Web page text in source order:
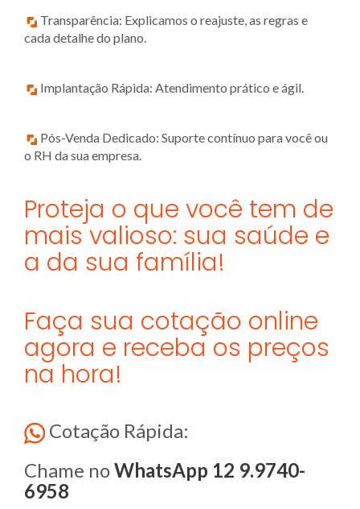
Transparência: Explicamos o reajuste, as regras e
cada detalhe do plano.
Implantação Rápida: Atendimento prático e ágil.
Pós-Venda Dedicado: Suporte contínuo para você ou
o RH da sua empresa.
Proteja o que você tem de
mais valioso: sua saúde e
a da sua família!
Faça sua cotação online
agora e receba os preços
na hora!
Cotação Rápida:
Chame noWhatsApp 12 9.9740-
6958